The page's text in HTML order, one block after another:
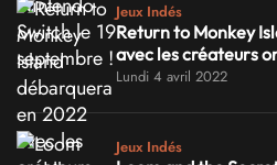
Jeux Indés
Return to Monkey
avec les créateurs
Lundi 4 avril 2022
Jeux Indés